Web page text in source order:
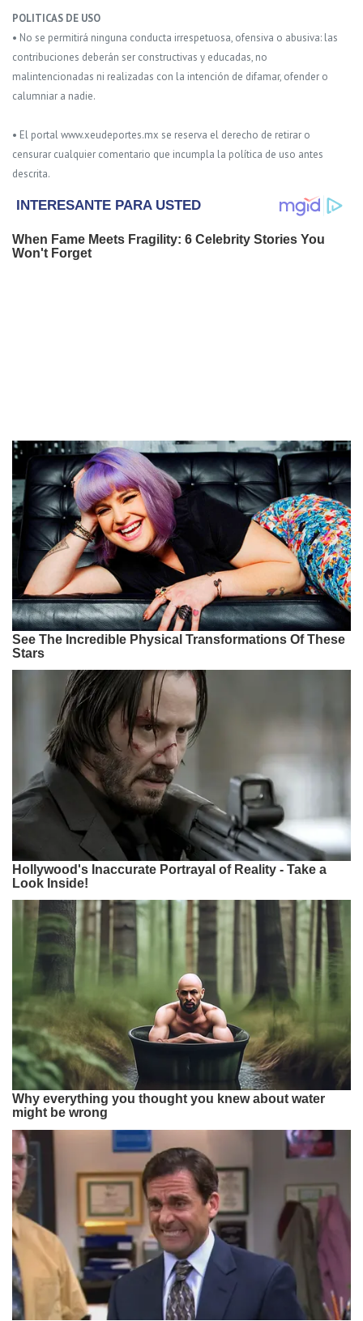
POLITICAS DE USO
• No se permitirá ninguna conducta irrespetuosa, ofensiva o abusiva: las
contribuciones deberán ser constructivas y educadas, no
malintencionadas ni realizadas con la intención de difamar, ofender o
calumniar a nadie.
• El portal www.xeudeportes.mx se reserva el derecho de retirar o
censurar cualquier comentario que incumpla la política de uso antes
descrita.